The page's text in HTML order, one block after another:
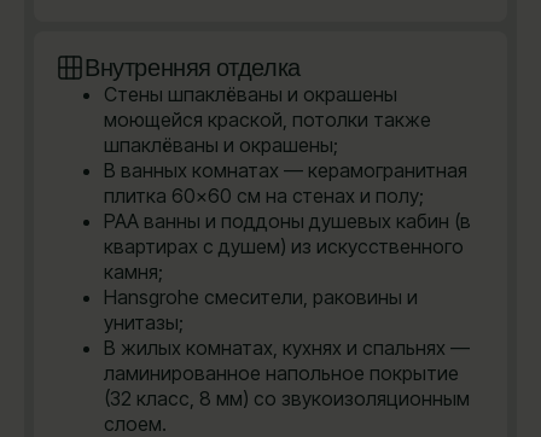
Внутренняя отделка
Стены шпаклёваны и окрашены
моющейся краской, потолки также
шпаклёваны и окрашены;
В ванных комнатах — керамогранитная
плитка 60×60 см на стенах и полу;
PAA ванны и поддоны душевых кабин (в
квартирах с душем) из искусственного
камня;
Hansgrohe cмесители, раковины и
унитазы;
В жилых комнатах, кухнях и спальнях —
ламинированное напольное покрытие
(32 класс, 8 мм) со звукоизоляционным
слоем.